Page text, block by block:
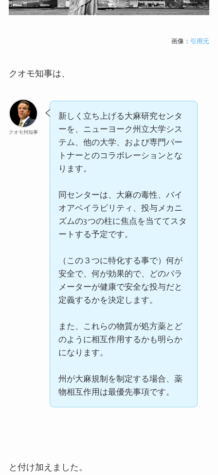
画像： 引用元
クオモ知事は、
クオモ州知事
新しく立ち上げる大麻研究センタ
ーを、ニューヨーク州立大学シス
テム、他の大学、および専門パー
トナーとのコラボレーションとな
ります。
同センターは、大麻の毒性、バイ
オアベイラビリティ、投与メカニ
ズムの3つの柱に焦点を当ててスタ
ートする予定です。
（この３つに特化する事で）何が
安全で、何が効果的で、どのパラ
メーターが健康で安全な投与だと
定義するかを決定します。
また、これらの物質が処方薬とど
のように相互作用するかも明らか
になります。
州が大麻規制を制定する場合、薬
物相互作用は最優先事項です。
と付け加えました。